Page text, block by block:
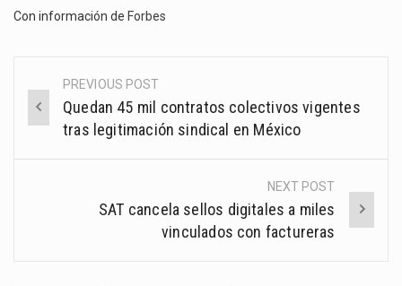
Con información de Forbes
Post
navigation
PREVIOUS POST
Quedan 45 mil contratos colectivos vigentes
tras legitimación sindical en México
NEXT POST
SAT cancela sellos digitales a miles
vinculados con factureras